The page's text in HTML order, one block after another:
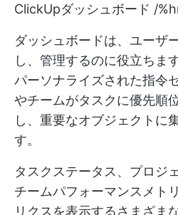
ClickUpダッシュボード /
ダッシュボードは、ユーザ
し、管理するのに役立ちま
パーソナライズされた指令
やチームがタスクに優先順
し、重要なオブジェクトに
す。
タスクステータス、プロジ
チームパフォーマンスメト
リクスを表示するさまざま